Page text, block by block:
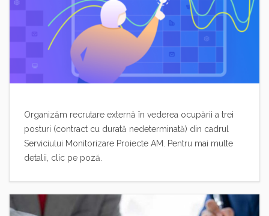
Organizăm recrutare externă în vederea ocupării a trei
posturi (contract cu durată nedeterminată) din cadrul
Serviciului Monitorizare Proiecte AM. Pentru mai multe
detalii, clic pe poză.